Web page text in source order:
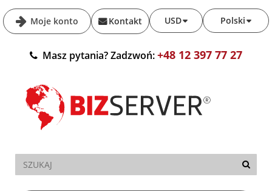
Moje konto Polski
USD
Kontakt
Masz pytania? Zadzwoń:+48 12 397 77 27